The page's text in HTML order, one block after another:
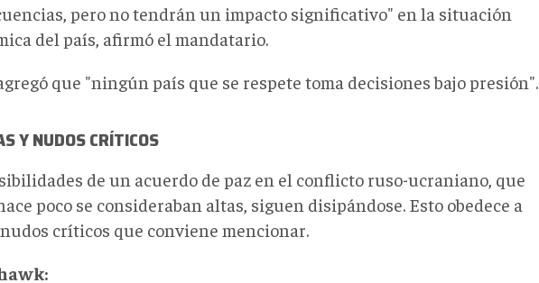
pero no tendrán un impacto significativo" en la situación
del país, afirmó el mandatario.
que "ningún país que se respete toma decisiones bajo presión".
Y NUDOS CRÍTICOS
de un acuerdo de paz en el conflicto ruso-ucraniano, que
poco se consideraban altas, siguen disipándose. Esto obedece a
críticos que conviene mencionar.